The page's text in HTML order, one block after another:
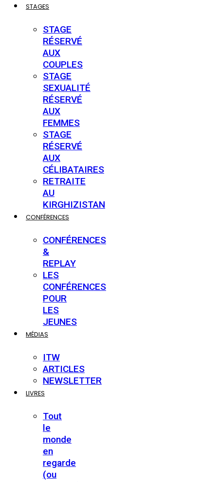
STAGES
STAGE
RÉSERVÉ
AUX
COUPLES
STAGE
SEXUALITÉ
RÉSERVÉ
AUX
FEMMES
STAGE
RÉSERVÉ
AUX
CÉLIBATAIRES
RETRAITE
AU
KIRGHIZISTAN
CONFÉRENCES
CONFÉRENCES
&
REPLAY
LES
CONFÉRENCES
POUR
LES
JEUNES
MÉDIAS
ITW
ARTICLES
NEWSLETTER
LIVRES
Tout
le
monde
en
regarde
(ou